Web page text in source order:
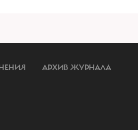
АРХИВ ЖУРНАЛА